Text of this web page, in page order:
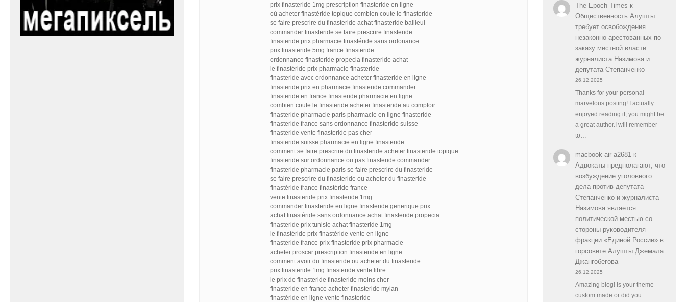
prix finasteride 1mg prescription finasteride en ligne
où acheter finastéride topique combien coute le finasteride
se faire prescrire du finasteride achat finasteride bailleul
commander finasteride se faire prescrire finasteride
finasteride prix pharmacie finastéride sans ordonance
prix finasteride 5mg france finasteride
ordonnance finasteride propecia finasteride achat
le finastéride prix pharmacie finasteride
finasteride avec ordonnance acheter finasteride en ligne
finasteride prix en pharmacie finasteride commander
finasteride en france finasteride pharmacie en ligne
combien coute le finasteride acheter finasteride au comptoir
finasteride pharmacie paris pharmacie en ligne finasteride
finasteride france sans ordonnance finasteride suisse
finasteride vente finasteride pas cher
finasteride suisse pharmacie en ligne finasteride
comment se faire prescrire du finasteride acheter finasteride topique
finasteride sur ordonnance ou pas finasteride commander
finasteride pharmacie paris se faire prescrire du finasteride
se faire prescrire du finasteride ou acheter du finasteride
finastéride france finastéride france
vente finasteride prix finasteride 1mg
commander finasteride en ligne finasteride generique prix
achat finastéride sans ordonnance achat finasteride propecia
finasteride prix tunisie achat finasteride 1mg
le finastéride prix finastéride vente en ligne
finasteride france prix finasteride prix pharmacie
acheter proscar prescription finasteride en ligne
comment avoir du finasteride ou acheter du finasteride
prix finasteride 1mg finasteride vente libre
le prix de finasteride finasteride moins cher
finasteride en france acheter finasteride mylan
finastéride en ligne vente finasteride
The Epoch Times к
Общественность Алушты
требует освобождения
незаконно арестованных по
заказу местной власти
журналиста Назимова и
депутата Степанченко
26.12.2025
Thanks for your personal
marvelous posting! I actually
enjoyed reading it, you might be
a great author.I will remember
to…
macbook air a2681к
Адвокаты предполагают, что
возбуждение уголовного
дела против депутата
Степанченко и журналиста
Назимова является
политической местью со
стороны руководителя
фракции «Единой России» в
горсовете Алушты Джемала
Джангобегова
26.12.2025
Amazing blog! Is your theme
custom made or did you